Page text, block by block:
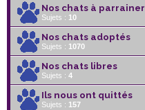
Nos chats à parrainer
Sujets : 10
Nos chats adoptés
Sujets : 1070
Nos chats libres
Sujets : 4
Ils nous ont quittés
Sujets : 157